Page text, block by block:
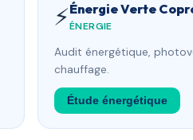
⚡Énergie Verte
ÉNERGIE
Audit énergétique,
chauffage.
Étude énergétique